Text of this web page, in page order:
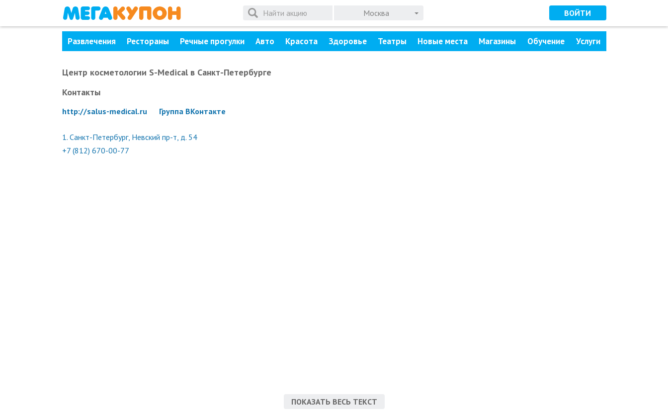
Москва ВОЙТИ
Развлечения Рестораны Речные прогулки Авто Красота Здоровье Театры Новые места Магазины Обучение Услуги
Центр косметологии S-Medicalв Санкт-Петербурге
Контакты
http://salus-medical.ru Группа ВКонтакте
1. Санкт-Петербург, Невский пр-т, д. 54
+7 (812) 670-00-77
ПОКАЗАТЬ ВЕСЬ ТЕКСТ